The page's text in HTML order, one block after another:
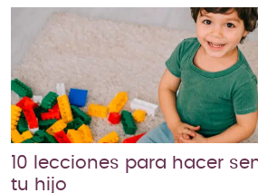
10 lecciones para hacer
tu hijo